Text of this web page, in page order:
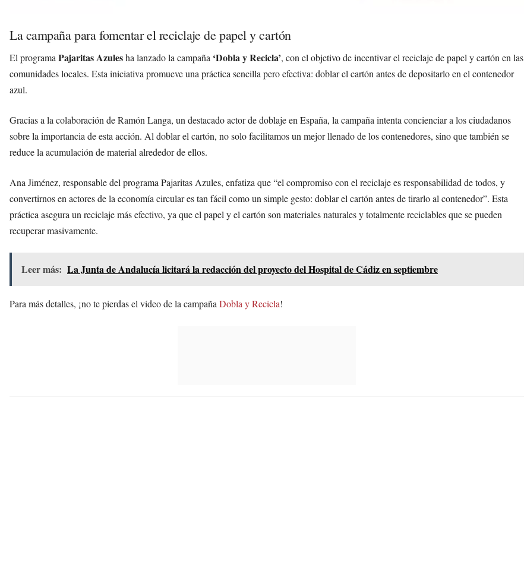
La campaña para fomentar el reciclaje de papel y cartón
El programa Pajaritas Azulesha lanzado la campaña ‘Dobla y Recicla’, con el objetivo de incentivar el reciclaje de papel y cartón en las
comunidades locales. Esta iniciativa promueve una práctica sencilla pero efectiva: doblar el cartón antes de depositarlo en el contenedor
azul.
Gracias a la colaboración de Ramón Langa, un destacado actor de doblaje en España, la campaña intenta concienciar a los ciudadanos
sobre la importancia de esta acción. Al doblar el cartón, no solo facilitamos un mejor llenado de los contenedores, sino que también se
reduce la acumulación de material alrededor de ellos.
Ana Jiménez, responsable del programa Pajaritas Azules, enfatiza que “el compromiso con el reciclaje es responsabilidad de todos, y
convertirnos en actores de la economía circular es tan fácil como un simple gesto: doblar el cartón antes de tirarlo al contenedor”. Esta
práctica asegura un reciclaje más efectivo, ya que el papel y el cartón son materiales naturales y totalmente reciclables que se pueden
recuperar masivamente.
Leer más: La Junta de Andalucía licitará la redacción del proyecto del Hospital de Cádiz en septiembre
Para más detalles, ¡no te pierdas el video de la campaña Dobla y Recicla!